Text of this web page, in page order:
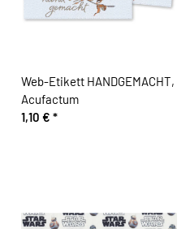
Web-Etikett HANDGEMACHT,
Acufactum
1,10 € *